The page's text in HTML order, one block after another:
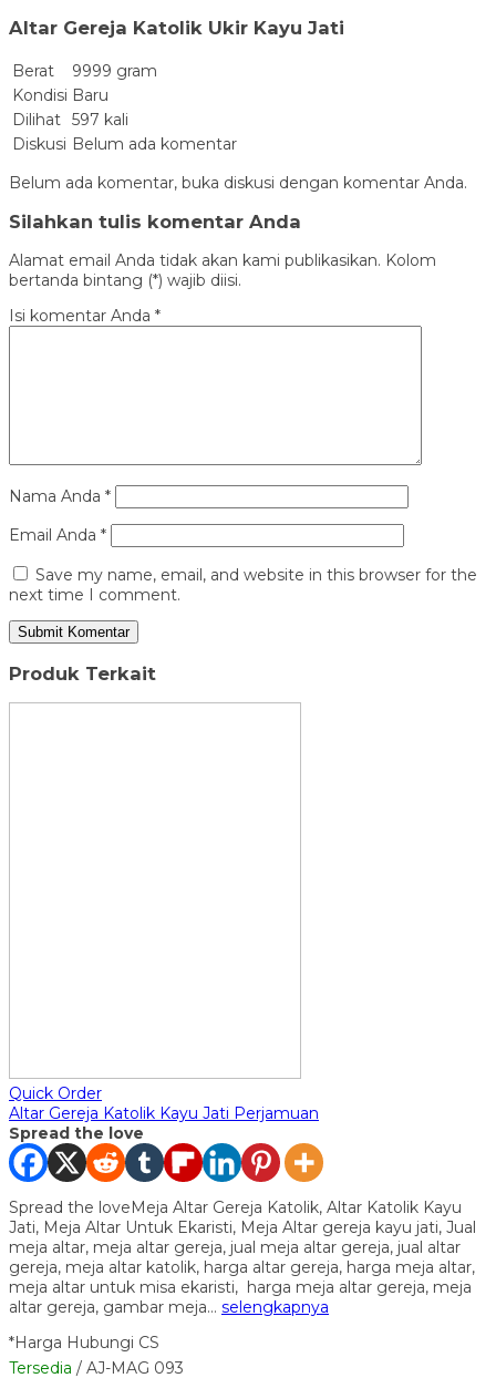
Altar Gereja Katolik Ukir Kayu Jati
Berat
9999 gram
Kondisi Baru
Dilihat 597 kali
Diskusi Belum ada komentar
Belum ada komentar, buka diskusi dengan komentar Anda.
Silahkan tulis komentar Anda
Alamat email Anda tidak akan kami publikasikan. Kolom
bertanda bintang (*) wajib diisi.
Isi komentar Anda *
Nama Anda *
Email Anda *
Save my name, email, and website in this browser for the
next time I comment.
Produk Terkait
Quick Order
Altar Gereja Katolik Kayu Jati Perjamuan
Spread the love
Spread the loveMeja Altar Gereja Katolik, Altar Katolik Kayu
Jati, Meja Altar Untuk Ekaristi, Meja Altar gereja kayu jati, Jual
meja altar, meja altar gereja, jual meja altar gereja, jual altar
gereja, meja altar katolik, harga altar gereja, harga meja altar,
meja altar untuk misa ekaristi, harga meja altar gereja, meja
altar gereja, gambar meja… selengkapnya
*Harga Hubungi CS
Tersedia / AJ-MAG 093